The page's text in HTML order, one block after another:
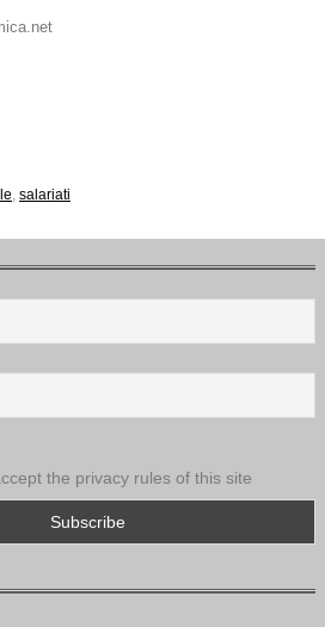
, salariati
the privacy rules of this site